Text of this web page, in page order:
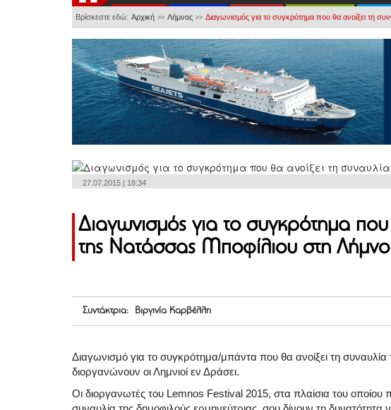
Βρίσκεστε εδώ: Αρχική >> Λήμνος >> Διαγωνισμός για το συγκρότημα που θα ανοίξει τη
27.07.2015 | 18:34
Διαγωνισμός για το συγκρότημα
της Νατάσσας Μποφίλιου στη Λήμνο
Συντάκτρια: Βιργινία Καρβέλλη
Διαγωνισμό για το συγκρότημα/μπάντα που θα ανοίξει τη
διοργανώνουν οι Λημνιοί εν Δράσει.
Οι διοργανωτές του Lemnos Festival 2015, στα πλαίσια του οποίου